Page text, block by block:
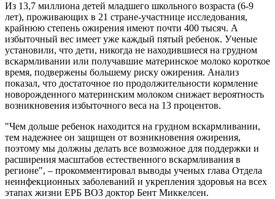
Из 13,7 миллиона детей младшего школьного возраста (6-9
лет), проживающих в 21 стране-участнице исследования,
крайнюю степень ожирения имеют почти 400 тысяч. А
избыточный вес имеет уже каждый пятый ребенок. Ученые
установили, что дети, никогда не находившиеся на грудном
вскармливании или получавшие материнское молоко короткое
время, подвержены большему риску ожирения. Анализ
показал, что достаточное по продолжительности кормление
новорожденного материнским молоком снижает вероятность
возникновения избыточного веса на 13 процентов.
"Чем дольше ребенок находится на грудном вскармливании,
тем надежнее он защищен от возникновения ожирения,
поэтому мы должны делать все возможное для поддержки и
расширения масштабов естественного вскармливания в
регионе", – прокомментировал выводы ученых глава Отдела
неинфекционных заболеваний и укрепления здоровья на всех
этапах жизни ЕРБ ВОЗ доктор Бент Миккелсен.